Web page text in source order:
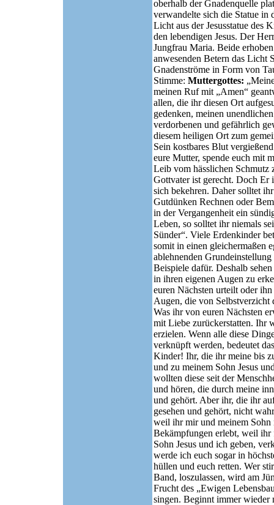
oberhalb der Gnadenquelle
verwandelte sich die Statue in
Licht aus der Jesusstatue des
den lebendigen Jesus. Der
Jungfrau Maria. Beide
anwesenden Betern das Licht
Gnadenströme in Form von
Stimme: Muttergottes:
meinen Ruf mit „Amen“
allen, die ihr diesen Ort
gedenken, meinen
verdorbenen und gefährlich
diesem heiligen Ort zum
Sein kostbares Blut
eure Mutter, spende euch mit
Leib vom hässlichen Schmutz
Gottvater ist gerecht. Doch Er
sich bekehren. Daher solltet
Gutdünken Rechnen oder
in der Vergangenheit ein
Leben, so solltet ihr niemals
Sünder“. Viele Erdenkinder
somit in einen gleichermaßen
ablehnenden
Beispiele dafür. Deshalb
in ihren eigenen Augen zu
euren Nächsten urteilt oder
Augen, die von Selbstverzicht
Was ihr von euren Nächsten
mit Liebe zurückerstatten. Ihr
erzielen. Wenn alle diese
verknüpft werden, bedeutet
Kinder! Ihr, die ihr meine bis
und zu meinem Sohn Jesus
wollten diese seit der
und hören, die durch meine
und gehört. Aber ihr, die ihr
gesehen und gehört, nicht
weil ihr mir und meinem
Bekämpfungen erlebt, weil
Sohn Jesus und ich geben,
werde ich euch sogar in
hüllen und euch retten. Wer
Band, loszulassen, wird am
Frucht des „Ewigen
singen. Beginnt immer wieder